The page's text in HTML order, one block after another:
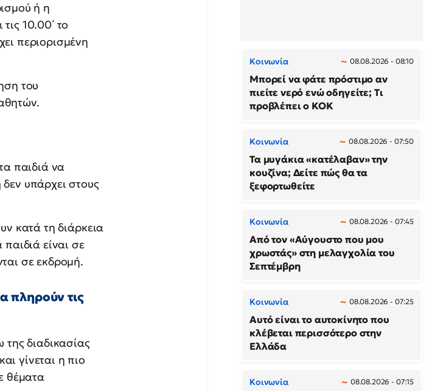
ή η
10.00΄ το
περιορισμένη
του
παιδιά να
υπάρχει στους
κατά τη διάρκεια
είναι σε
σε εκδρομή.
πληρούν τις
της διαδικασίας
γίνεται η πιο
θέματα
Κοινωνία 08.08.2026 - 08:10
Μπορεί να φάτε πρόστιμο αν
πιείτε νερό ενώ οδηγείτε; Τι
προβλέπει ο ΚΟΚ
Κοινωνία 08.08.2026 - 07:50
Τα μυγάκια «κατέλαβαν» την
κουζίνα; Δείτε πώς θα τα
ξεφορτωθείτε
Κοινωνία 08.08.2026 - 07:45
Από τον «Αύγουστο που μου
χρωστάς» στη μελαγχολία του
Σεπτέμβρη
Κοινωνία 08.08.2026 - 07:25
Αυτό είναι το αυτοκίνητο που
κλέβεται περισσότερο στην
Ελλάδα
Κοινωνία 08.08.2026 - 07:15